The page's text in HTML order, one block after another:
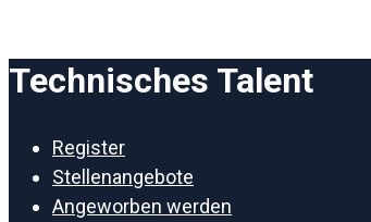
Technisches Talent
Register
Stellenangebote
Angeworben werden